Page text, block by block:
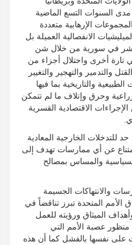
السنوات التسع الماضية
الإرهابية متعددة
الانفصالية العميلة بل
في سورية من خلال شن
تارة أخرى واحتلال أجزاء من
والتدمير والتهجير والتغيير
والتاريخية بما فيها
وحرق وإتلاف ما لم تتمكن
الاقتصادية القسرية
الخارجية المعادية
عن أي ممارسات تهدف إلى
والمساس بمصالح
والانتهاكات الجسيمة
الأمم المتحدة تبرز تناقضاً في
الميثاق ورؤيته للعمل
عصبة الأمم التي
على نفسها بالفشل كما أن هذه